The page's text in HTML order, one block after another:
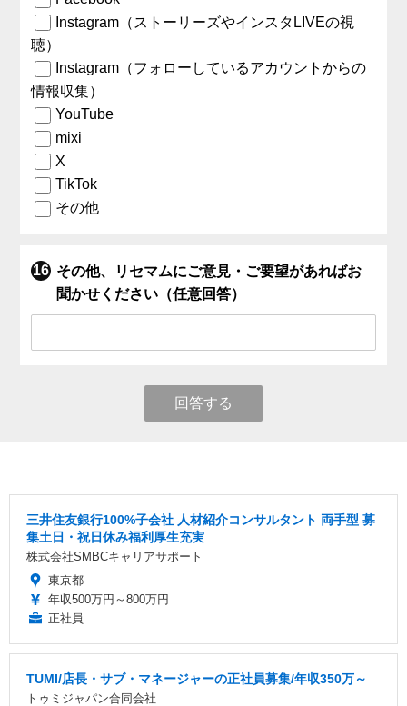
Instagram（ストーリーズやインスタLIVEの視
聴）
Instagram（フォローしているアカウントからの
情報収集）
YouTube
mixi
X
TikTok
その他
その他、リセマムにご意見・ご要望があればお
聞かせください（任意回答）
回答する
三井住友銀行100%子会社 人材紹介コンサルタント 両手型 募
集土日・祝日休み福利厚生充実
株式会社SMBCキャリアサポート
東京都
年収500万円～800万円
正社員
TUMI/店長・サブ・マネージャーの正社員募集/年収350万～
トゥミジャパン合同会社